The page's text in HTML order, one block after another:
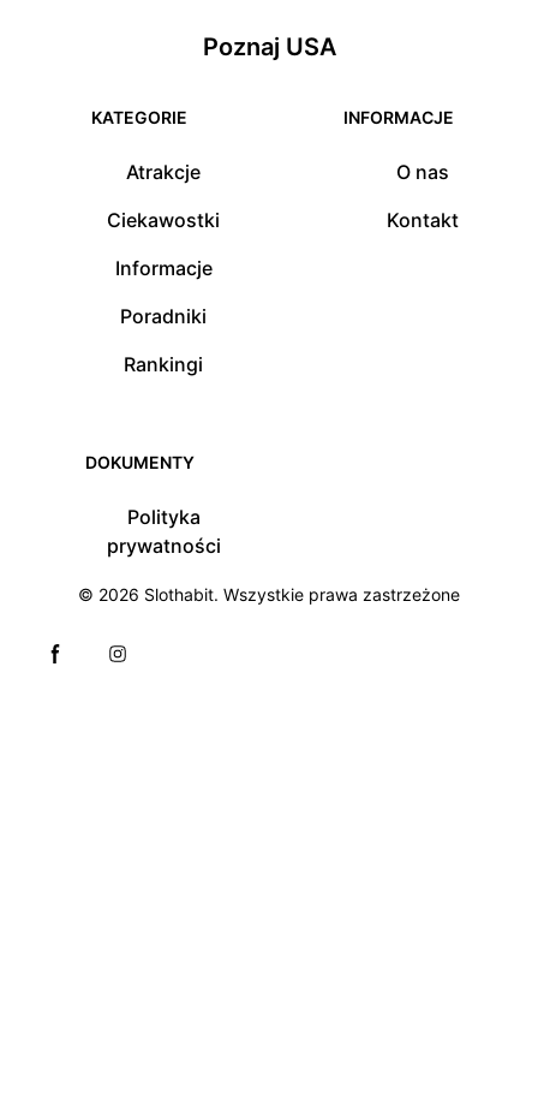
Poznaj USA
KATEGORIE
Atrakcje
Ciekawostki
Informacje
Poradniki
Rankingi
INFORMACJE
O nas
Kontakt
DOKUMENTY
Polityka
prywatności
© 2026 Slothabit. Wszystkie prawa zastrzeżone
Facebook pageInstagram page